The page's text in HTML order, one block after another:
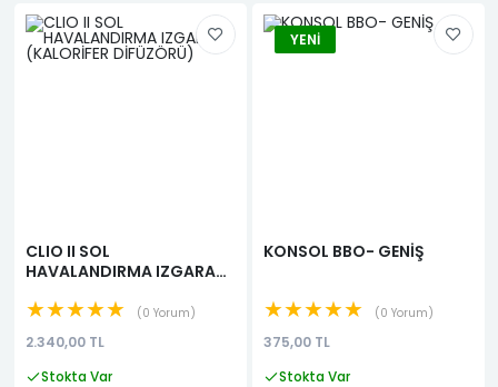
CLIO II SOL
HAVALANDIRMA IZGARASI
★★★★★ 0 Yorum
2.340,00 TL
Stokta Var
YENI
KONSOL BBO- GENİŞ
★★★★★ 0 Yorum
375,00 TL
Stokta Var